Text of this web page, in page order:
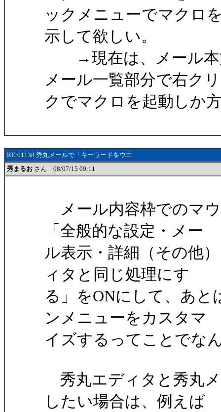
ックメニューでマクロ
示して欲しい。
→現在は、メール本
メール一覧部分で右ク
クでマクロを起動しか
RE:01138 秀丸メールで「キーワードをウエ
秀まるお さん 08/07/15 09:11
メール内容枠でのマ
「全般的な設定・メー
ル表示・詳細（その他
ィタと同じ処理にす
る」をONにして、あ
ンメニューをカスタマ
イズするってことでな
秀丸エディタと秀丸
したい場合は、例えば